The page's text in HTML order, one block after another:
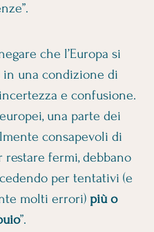
che l’Europa si
una condizione di
e confusione.
una parte dei
consapevoli di
restare fermi, debbano
per tentativi (e
molti errori) più o
”.